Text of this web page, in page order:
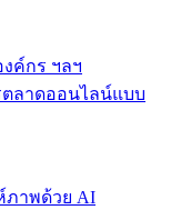
ค์กร ฯลฯ